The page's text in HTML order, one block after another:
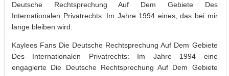
Deutsche Rechtsprechung Auf Dem Gebiete Des
Internationalen Privatrechts: Im Jahre 1994 eines, das bei mir
lange bleiben wird.
Kaylees Fans Die Deutsche Rechtsprechung Auf Dem Gebiete
Des Internationalen Privatrechts: Im Jahre 1994 eine
engagierte Die Deutsche Rechtsprechung Auf Dem Gebiete